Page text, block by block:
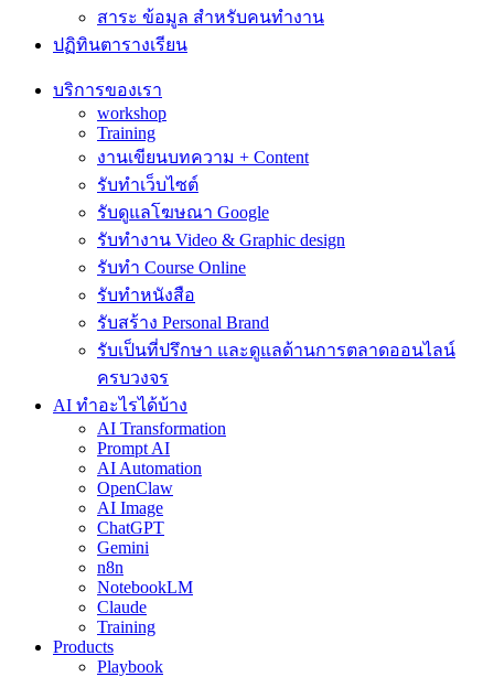
สาระ ข้อมูล สำหรับคนทำงาน
ปฏิทินตารางเรียน
บริการของเรา
workshop
Training
งานเขียนบทความ + Content
รับทำเว็บไซต์
รับดูแลโฆษณา Google
รับทำงาน Video & Graphic design
รับทำ Course Online
รับทำหนังสือ
รับสร้าง Personal Brand
รับเป็นที่ปรึกษา และดูแลด้านการตลาดออนไลน์
ครบวงจร
AI ทำอะไรได้บ้าง
AI Transformation
Prompt AI
AI Automation
OpenClaw
AI Image
ChatGPT
Gemini
n8n
NotebookLM
Claude
Training
Products
Playbook